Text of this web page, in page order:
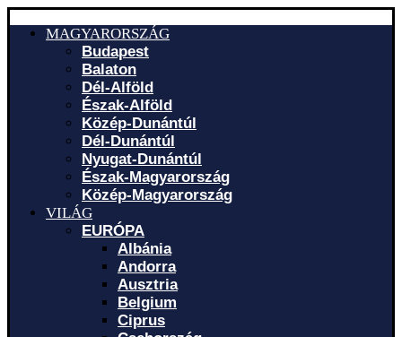
MAGYARORSZÁG
Budapest
Balaton
Dél-Alföld
Észak-Alföld
Közép-Dunántúl
Dél-Dunántúl
Nyugat-Dunántúl
Észak-Magyarország
Közép-Magyarország
VILÁG
EURÓPA
Albánia
Andorra
Ausztria
Belgium
Ciprus